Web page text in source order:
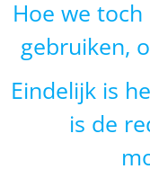
Hoe we
gebruiken,
Eindelijk is
is de